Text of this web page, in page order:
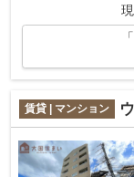
賃貸 | マンション